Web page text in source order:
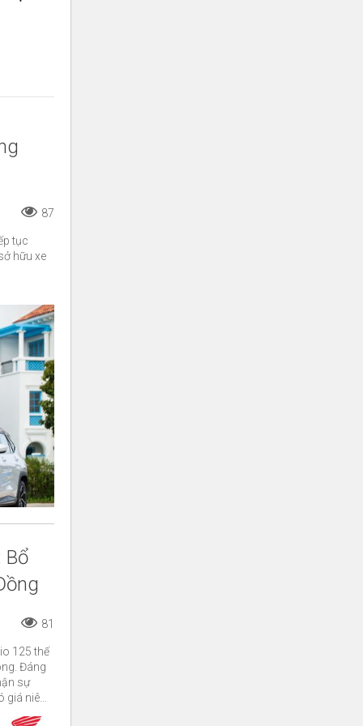
87
tục
hữu xe
Bổ
81
125 thế
Đáng
sự
niêm